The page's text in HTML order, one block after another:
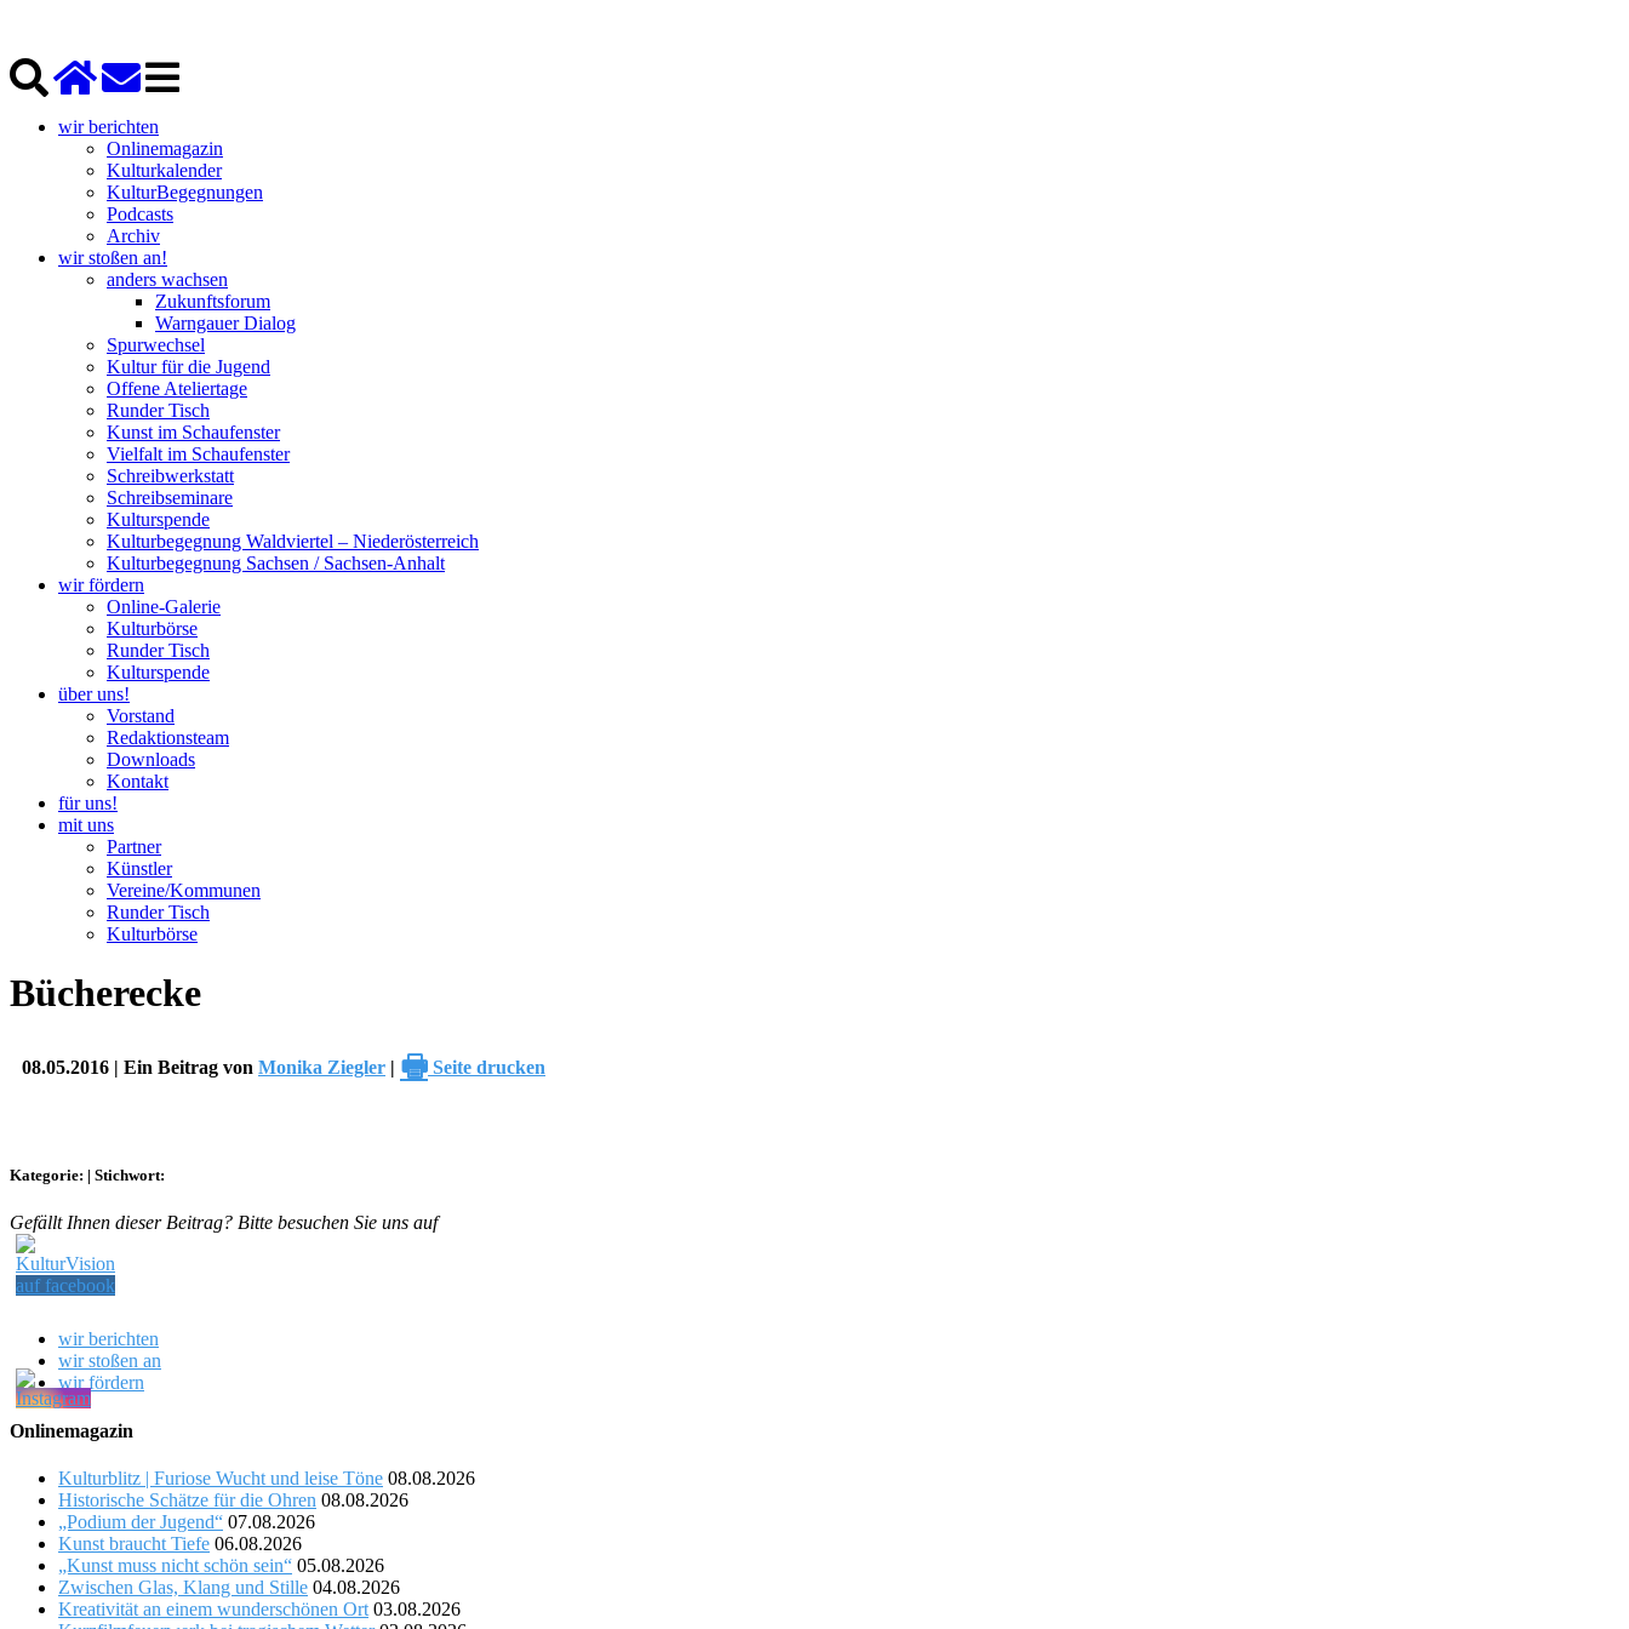
wir berichten
Onlinemagazin
Kulturkalender
KulturBegegnungen
Podcasts
Archiv
wir stoßen an!
anders wachsen
Zukunftsforum
Warngauer Dialog
Spurwechsel
Kultur für die Jugend
Offene Ateliertage
Runder Tisch
Kunst im Schaufenster
Vielfalt im Schaufenster
Schreibwerkstatt
Schreibseminare
Kulturspende
Kulturbegegnung Waldviertel – Niederösterreich
Kulturbegegnung Sachsen / Sachsen-Anhalt
wir fördern
Online-Galerie
Kulturbörse
Runder Tisch
Kulturspende
über uns!
Vorstand
Redaktionsteam
Downloads
Kontakt
für uns!
mit uns
Partner
Künstler
Vereine/Kommunen
Runder Tisch
Kulturbörse
Bücherecke
08.05.2016 | Ein Beitrag von Monika Ziegler | 🖶 Seite drucken
Kategorie: | Stichwort:
Gefällt Ihnen dieser Beitrag? Bitte besuchen Sie uns auf
wir berichten
wir stoßen an
wir fördern
Onlinemagazin
Kulturblitz | Furiose Wucht und leise Töne 08.08.2026
Historische Schätze für die Ohren 08.08.2026
„Podium der Jugend“ 07.08.2026
Kunst braucht Tiefe 06.08.2026
„Kunst muss nicht schön sein“ 05.08.2026
Zwischen Glas, Klang und Stille 04.08.2026
Kreativität an einem wunderschönen Ort 03.08.2026